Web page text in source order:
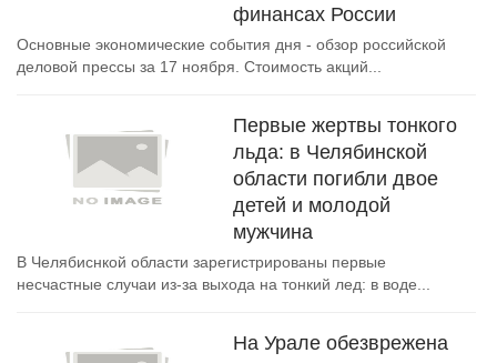
финансах России
Основные экономические события дня - обзор российской
деловой прессы за 17 ноября. Стоимость акций...
Первые жертвы тонкого
льда: в Челябинской
области погибли двое
детей и молодой
мужчина
В Челябиснкой области зарегистрированы первые
несчастные случаи из-за выхода на тонкий лед: в воде...
На Урале обезврежена